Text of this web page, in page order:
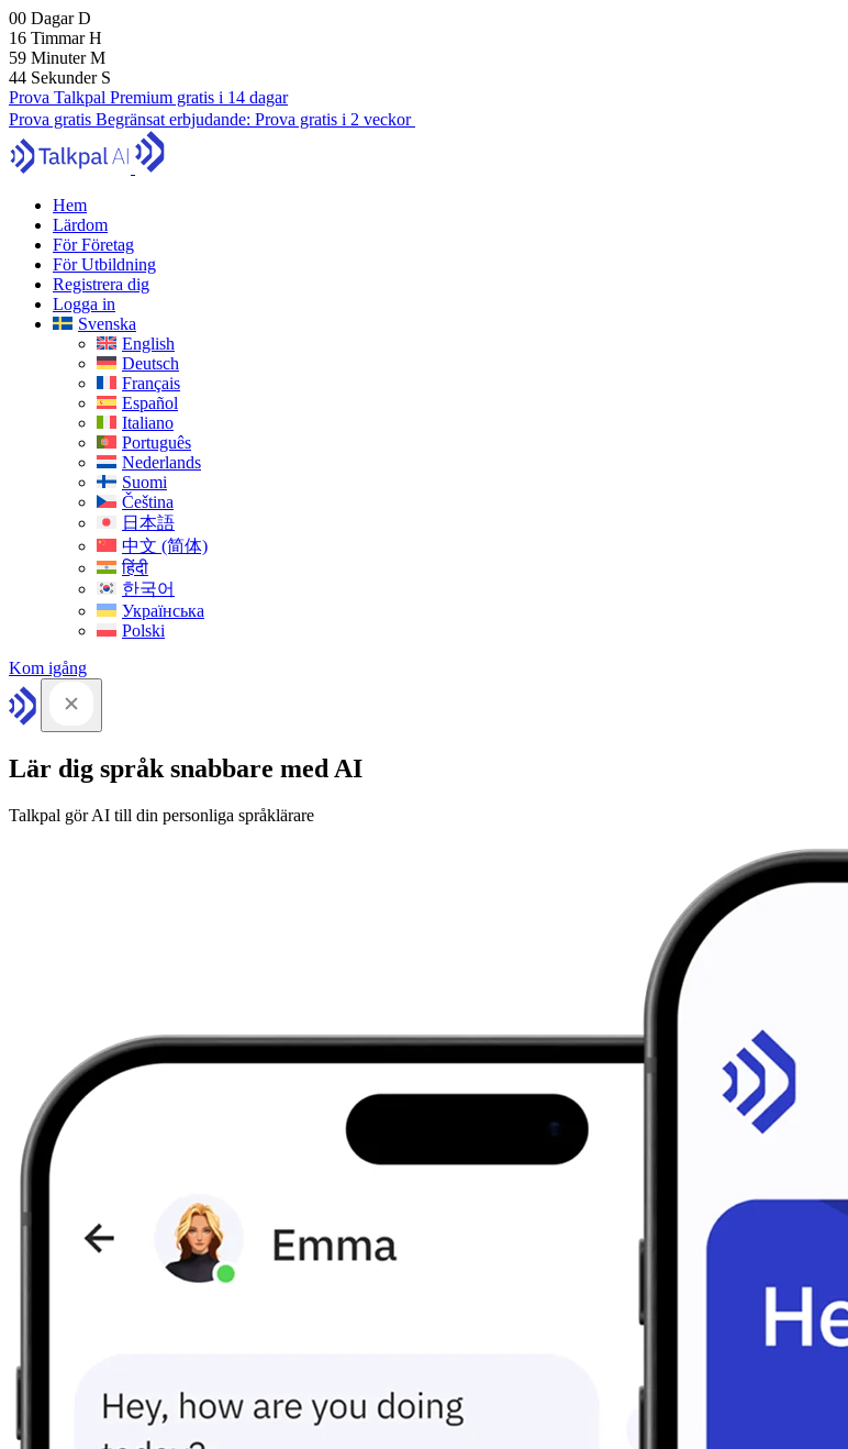
00 DagarD
16 TimmarH
59 MinuterM
43 Sekunder S
Prova Talkpal Premium gratis i 14 dagar
Prova gratis Begränsat erbjudande: Prova gratis i 2 veckor
Hem
Lärdom
För Företag
För Utbildning
Registrera dig
Logga in
Svenska
English
Deutsch
Français
Español
Italiano
Português
Nederlands
Suomi
Čeština
日本語
中文 (简体)
हिंदी
한국어
Українська
Polski
Kom igång
Lär dig språk snabbare med AI
Talkpal gör AI till din personliga språklärare